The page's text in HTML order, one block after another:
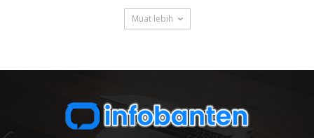
Muat lebih